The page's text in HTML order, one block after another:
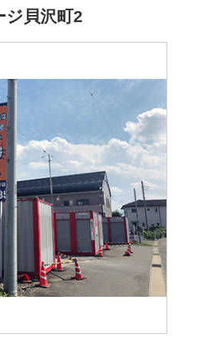
貝沢町2